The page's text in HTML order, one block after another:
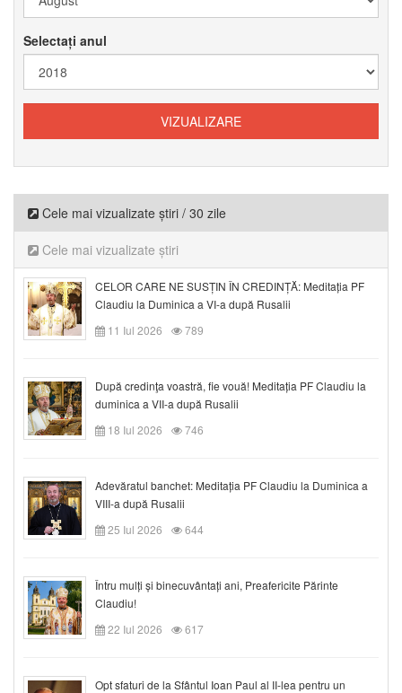
Selectați anul
Cele mai vizualizate știri / 30 zile
Cele mai vizualizate știri
CELOR CARE NE SUSȚIN ÎN CREDINȚĂ: Meditația PF
Claudiu la Duminica a VI-a după Rusalii
11 Iul 2026
789
După credinţa voastră, fie vouă! Meditația PF Claudiu la
duminica a VII-a după Rusalii
18 Iul 2026
746
Adevăratul banchet: Meditația PF Claudiu la Duminica a
VIII-a după Rusalii
25 Iul 2026
644
Întru mulți și binecuvântați ani, Preafericite Părinte
Claudiu!
22 Iul 2026
617
Opt sfaturi de la Sfântul Ioan Paul al II-lea pentru un